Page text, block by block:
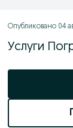
Опубликовано 04
Услуги